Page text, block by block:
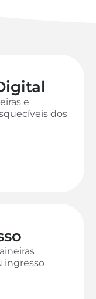
e
dos
ingresso